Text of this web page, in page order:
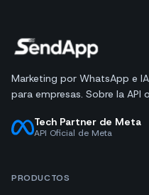
Marketing por WhatsApp e
para empresas. Sobre la API
Tech Partner de Meta
API Oficial de Meta
PRODUCTOS